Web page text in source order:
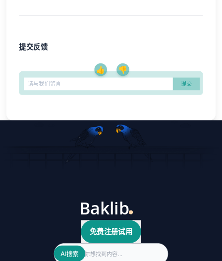
提交反馈
👍 👎
免费注册试用
Search
AI搜索